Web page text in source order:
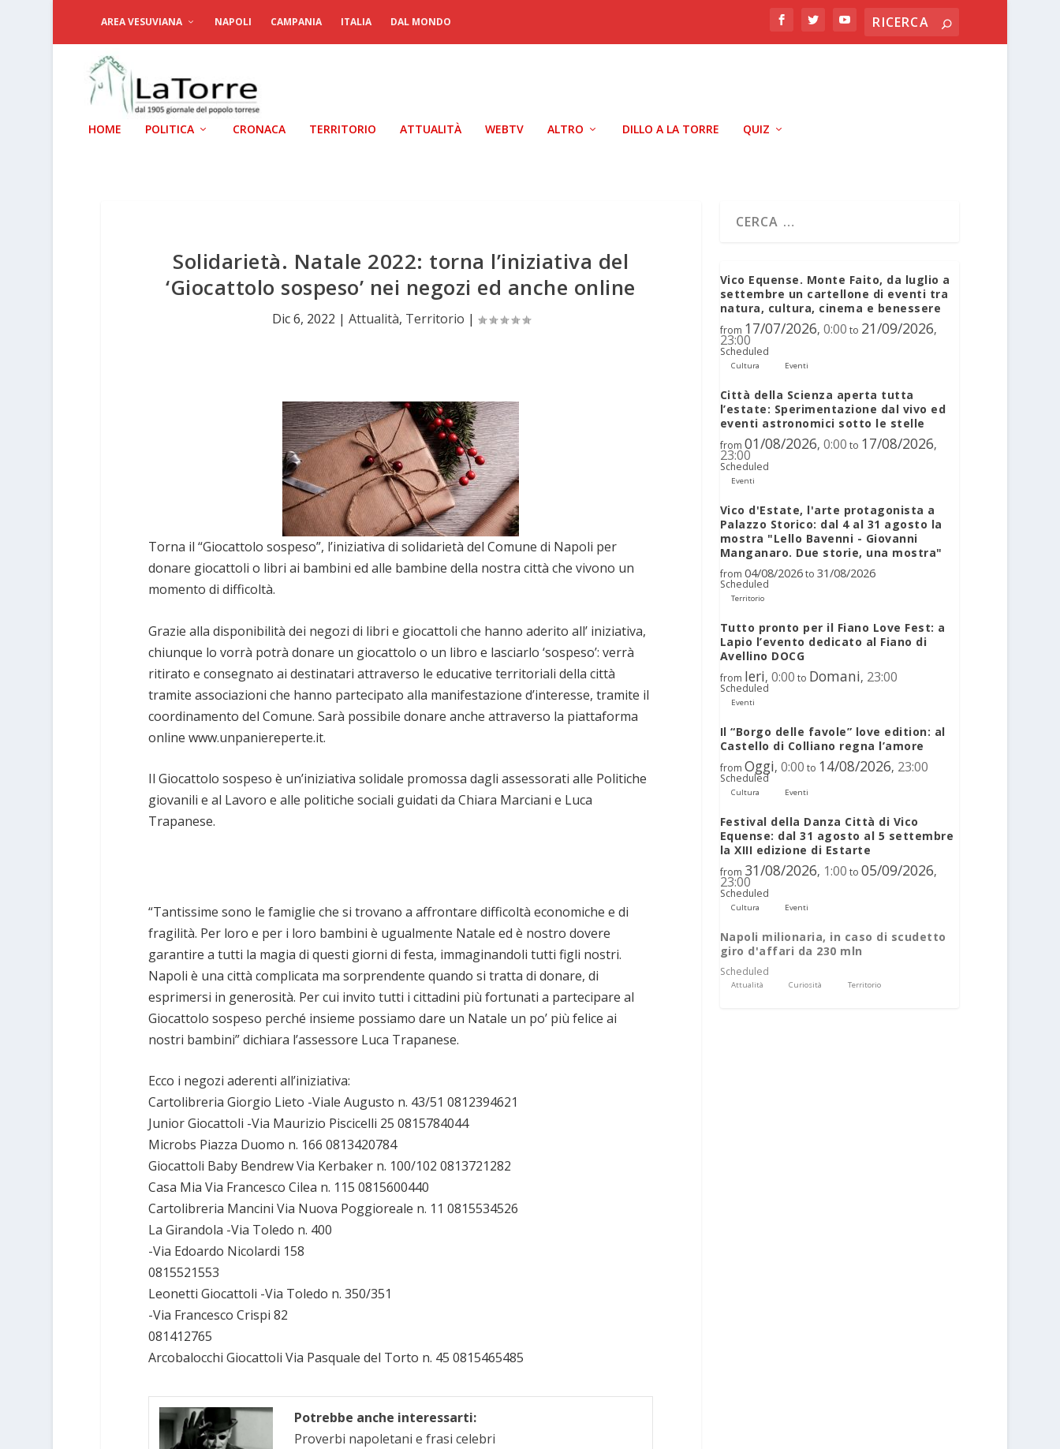
AREA VESUVIANA NAPOLI CAMPANIA ITALIA DAL MONDO
HOME POLITICA CRONACA TERRITORIO ATTUALITÀ WEBTV ALTRO DILLO A LA TORRE QUIZ
Solidarietà. Natale 2022: torna l’iniziativa del
‘Giocattolo sospeso’ nei negozi ed anche online
Dic 6, 2022 | Attualità, Territorio |
Torna il “Giocattolo sospeso”, l’iniziativa di solidarietà del Comune di Napoli per
donare giocattoli o libri ai bambini ed alle bambine della nostra città che vivono un
momento di difficoltà.
Grazie alla disponibilità dei negozi di libri e giocattoli che hanno aderito all’ iniziativa,
chiunque lo vorrà potrà donare un giocattolo o un libro e lasciarlo ‘sospeso’: verrà
ritirato e consegnato ai destinatari attraverso le educative territoriali della città
tramite associazioni che hanno partecipato alla manifestazione d’interesse, tramite il
coordinamento del Comune. Sarà possibile donare anche attraverso la piattaforma
online www.unpaniereperte.it.
Il Giocattolo sospeso è un’iniziativa solidale promossa dagli assessorati alle Politiche
giovanili e al Lavoro e alle politiche sociali guidati da Chiara Marciani e Luca
Trapanese.
“Tantissime sono le famiglie che si trovano a affrontare difficoltà economiche e di
fragilità. Per loro e per i loro bambini è ugualmente Natale ed è nostro dovere
garantire a tutti la magia di questi giorni di festa, immaginandoli tutti figli nostri.
Napoli è una città complicata ma sorprendente quando si tratta di donare, di
esprimersi in generosità. Per cui invito tutti i cittadini più fortunati a partecipare al
Giocattolo sospeso perché insieme possiamo dare un Natale un po’ più felice ai
nostri bambini” dichiara l’assessore Luca Trapanese.
Ecco i negozi aderenti all’iniziativa:
Cartolibreria Giorgio Lieto -Viale Augusto n. 43/51 0812394621
Junior Giocattoli -Via Maurizio Piscicelli 25 0815784044
Microbs Piazza Duomo n. 166 0813420784
Giocattoli Baby Bendrew Via Kerbaker n. 100/102 0813721282
Casa Mia Via Francesco Cilea n. 115 0815600440
Cartolibreria Mancini Via Nuova Poggioreale n. 11 0815534526
La Girandola -Via Toledo n. 400
-Via Edoardo Nicolardi 158
0815521553
Leonetti Giocattoli -Via Toledo n. 350/351
-Via Francesco Crispi 82
081412765
Arcobalocchi Giocattoli Via Pasquale del Torto n. 45 0815465485
Potrebbe anche interessarti:
Proverbi napoletani e frasi celebri
Vico Equense. Monte Faito, da luglio a
settembre un cartellone di eventi tra
natura, cultura, cinema e benessere
from 17/07/2026, 0:00 to 21/09/2026,
23:00
Scheduled
Cultura Eventi
Città della Scienza aperta tutta
l’estate: Sperimentazione dal vivo ed
eventi astronomici sotto le stelle
from 01/08/2026, 0:00 to 17/08/2026,
23:00
Scheduled
Eventi
Vico d'Estate, l'arte protagonista a
Palazzo Storico: dal 4 al 31 agosto la
mostra "Lello Bavenni - Giovanni
Manganaro. Due storie, una mostra"
from 04/08/2026to 31/08/2026
Scheduled
Territorio
Tutto pronto per il Fiano Love Fest: a
Lapio l’evento dedicato al Fiano di
Avellino DOCG
from Ieri, 0:00 to Domani, 23:00
Scheduled
Eventi
Il “Borgo delle favole” love edition: al
Castello di Colliano regna l’amore
from Oggi, 0:00 to 14/08/2026, 23:00
Scheduled
Cultura Eventi
Festival della Danza Città di Vico
Equense: dal 31 agosto al 5 settembre
la XIII edizione di Estarte
from 31/08/2026, 1:00 to 05/09/2026,
23:00
Scheduled
Cultura Eventi
Napoli milionaria, in caso di scudetto
giro d'affari da 230 mln
Scheduled
Attualità Curiosità Territorio